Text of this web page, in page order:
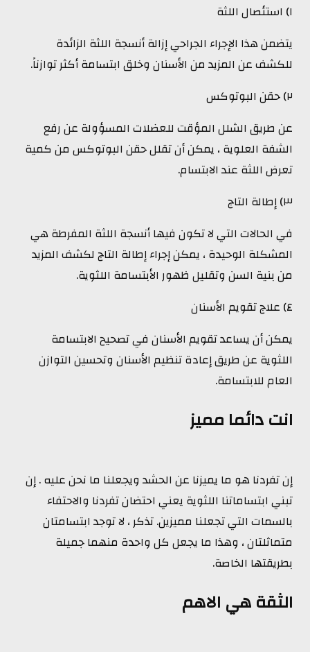
١) استئصال اللثة
يتضمن هذا الإجراء الجراحي إزالة أنسجة اللثة الزائدة
للكشف عن المزيد من الأسنان وخلق ابتسامة أكثر توازناً.
٢) حقن البوتوكس
عن طريق الشلل المؤقت للعضلات المسؤولة عن رفع
الشفة العلوية ، يمكن أن تقلل حقن البوتوكس من كمية
تعرض اللثة عند الابتسام.
٣) إطالة التاج
في الحالات التي لا تكون فيها أنسجة اللثة المفرطة هي
المشكلة الوحيدة ، يمكن إجراء إطالة التاج لكشف المزيد
من بنية السن وتقليل ظهور الأبتسامة اللثوية.
٤) علاج تقويم الأسنان
يمكن أن يساعد تقويم الأسنان في تصحيح الابتسامة
اللثوية عن طريق إعادة تنظيم الأسنان وتحسين التوازن
العام للابتسامة.
انت دائما مميز
إن تفردنا هو ما يميزنا عن الحشد ويجعلنا ما نحن عليه . إن
تبني ابتساماتنا اللثوية يعني احتضان تفردنا والاحتفاء
بالسمات التي تجعلنا مميزين. تذكر ، لا توجد ابتسامتان
متماثلتان ، وهذا ما يجعل كل واحدة منهما جميلة
بطريقتها الخاصة.
الثقة هي الاهم